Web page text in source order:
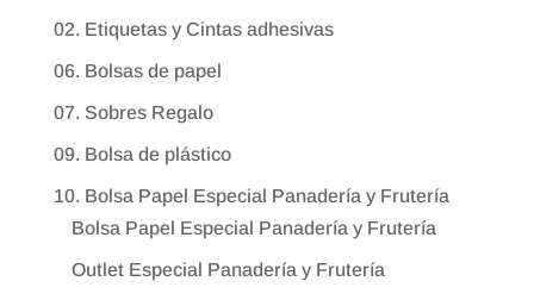
02. Etiquetas y Cintas adhesivas
06. Bolsas de papel
07. Sobres Regalo
09. Bolsa de plástico
10. Bolsa Papel Especial Panadería y Frutería
Bolsa Papel Especial Panadería y Frutería
Outlet Especial Panadería y Frutería